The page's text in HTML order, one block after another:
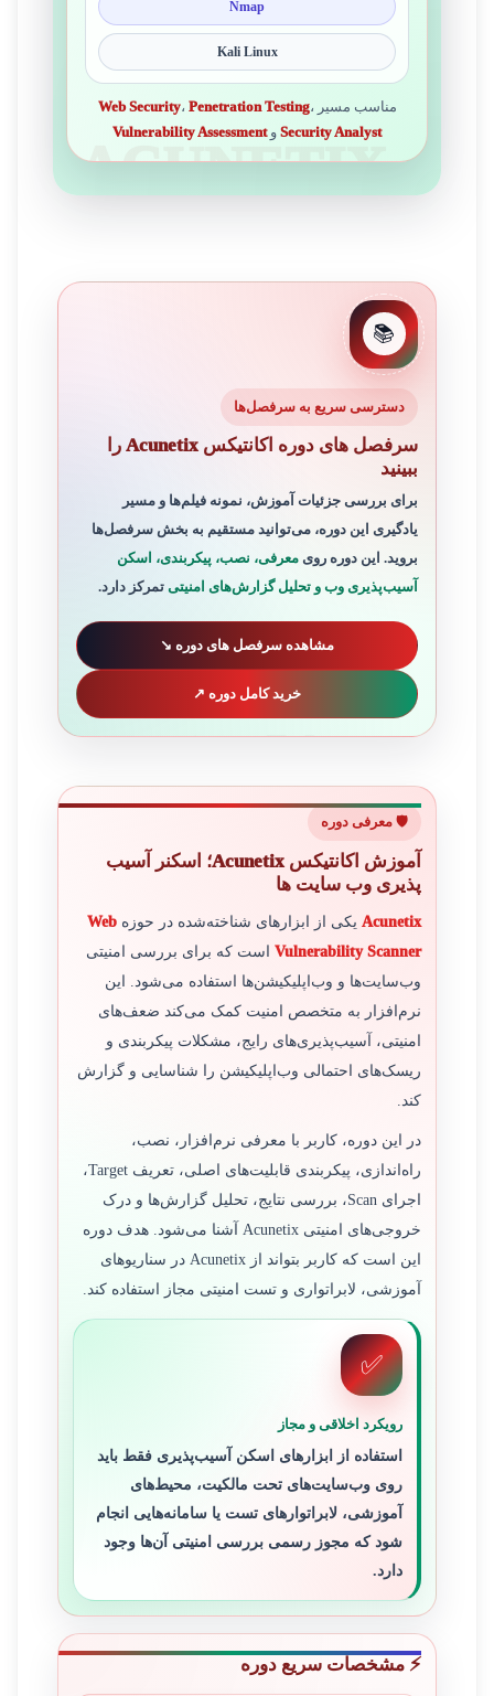
Nmap
Kali Linux
مناسب مسیر Web Security، Penetration Testing،
Security Analyst وVulnerability Assessment
📚
دسترسی سریع به سرفصل‌ها
سرفصل های دوره اکانتیکس Acunetix را
ببینید
برای بررسی جزئیات آموزش، نمونه فیلم‌ها و مسیر
یادگیری این دوره، می‌توانید مستقیم به بخش سرفصل‌ها
بروید. این دوره روی معرفی، نصب، پیکربندی، اسکن
آسیب‌پذیری وب و تحلیل گزارش‌های امنیتیتمرکز دارد.
مشاهده سرفصل های دوره ↘
خرید کامل دوره ↗
🛡️ معرفی دوره
آموزش اکانتیکس Acunetix؛ اسکنر آسیب
پذیری وب سایت ها
Acunetixیکی از ابزارهای شناخته‌شده در حوزه Web
Vulnerability Scannerاست که برای بررسی امنیتی
وب‌سایت‌ها و وب‌اپلیکیشن‌ها استفاده می‌شود. این
نرم‌افزار به متخصص امنیت کمک می‌کند ضعف‌های
امنیتی، آسیب‌پذیری‌های رایج، مشکلات پیکربندی و
ریسک‌های احتمالی وب‌اپلیکیشن را شناسایی و گزارش
کند.
در این دوره، کاربر با معرفی نرم‌افزار، نصب،
راه‌اندازی، پیکربندی قابلیت‌های اصلی، تعریف Target،
اجرای Scan، بررسی نتایج، تحلیل گزارش‌ها و درک
خروجی‌های امنیتی Acunetix آشنا می‌شود. هدف دوره
این است که کاربر بتواند از Acunetix در سناریوهای
آموزشی، لابراتواری و تست امنیتی مجاز استفاده کند.
✅
رویکرد اخلاقی و مجاز
استفاده از ابزارهای اسکن آسیب‌پذیری فقط باید
روی وب‌سایت‌های تحت مالکیت، محیط‌های
آموزشی، لابراتوارهای تست یا سامانه‌هایی انجام
شود که مجوز رسمی بررسی امنیتی آن‌ها وجود
دارد.
⚡ مشخصات سریع دوره